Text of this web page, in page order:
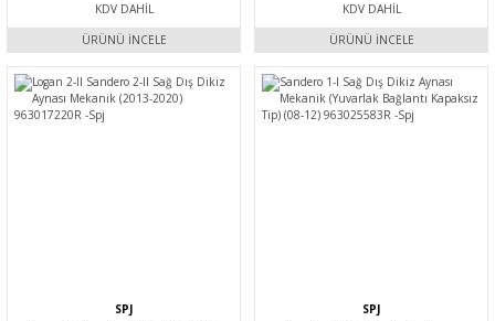
KDV DAHIL
ÜRÜNÜ İNCELE
KDV DAHIL
ÜRÜNÜ İNCELE
SPJ
SPJ